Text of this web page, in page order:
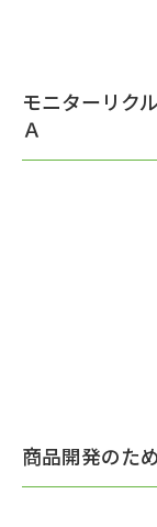
モニターリク
Ａ
商品開発のた